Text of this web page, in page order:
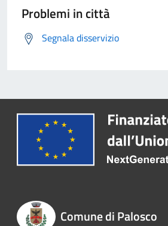
Problemi in città
Segnala disservizio
Comune di Palosco